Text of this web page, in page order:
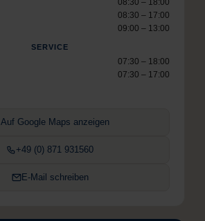
08:30 – 18:00
08:30 – 17:00
09:00 – 13:00
SERVICE
07:30 – 18:00
07:30 – 17:00
Auf Google Maps anzeigen
+49 (0) 871 931560
E-Mail schreiben